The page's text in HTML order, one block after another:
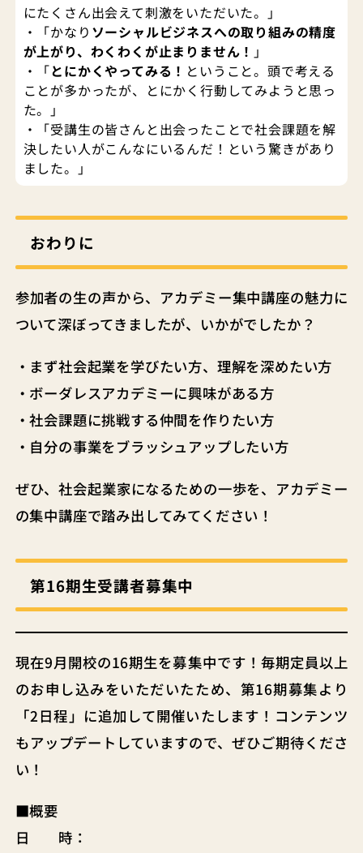
にたくさん出会えて刺激をいただいた。」
・「かなり ソーシャルビジネスへの取り組みの精度
が上がり、わくわくが止まりません！ 」
・「とにかくやってみる！ ということ。頭で考える
ことが多かったが、とにかく行動してみようと思っ
た。」
・「受講生の皆さんと出会ったことで社会課題を解
決したい人がこんなにいるんだ！という驚きがあり
ました。」
おわりに
参加者の生の声から、アカデミー集中講座の魅力に
ついて深ぼってきましたが、いかがでしたか？
・まず社会起業を学びたい方、理解を深めたい方
・ボーダレスアカデミーに興味がある方
・社会課題に挑戦する仲間を作りたい方
・自分の事業をブラッシュアップしたい方
ぜひ、社会起業家になるための一歩を、アカデミー
の集中講座で踏み出してみてください！
第16期生受講者募集中
現在9月開校の16期生を募集中です！毎期定員以上
のお申し込みをいただいたため、第16期募集より
「2日程」に追加して開催いたします！コンテンツ
もアップデートしていますので、ぜひご期待くださ
い！
■概要
日 時：